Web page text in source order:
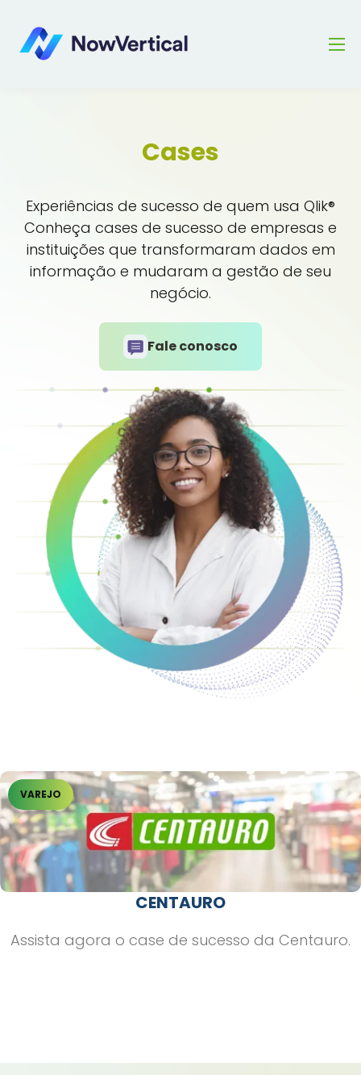
Cases
Experiências de sucesso de quem usa Qlik®
Conheça cases de sucesso de empresas e
instituições que transformaram dados em
informação e mudaram a gestão de seu
negócio.
Fale conosco
VAREJO
CENTAURO
Assista agora o case de sucesso da Centauro.